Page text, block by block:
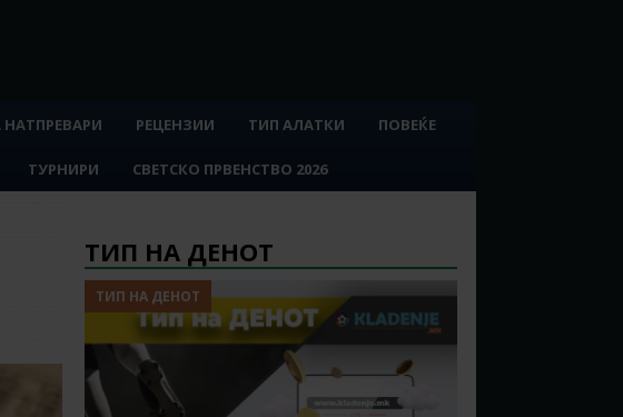
РЕЦЕНЗИИ ТИП АЛАТКИ ПОВЕЌЕ
ТУРНИРИ СВЕТСКО ПРВЕНСТВО 2026
ТИП НА ДЕНОТ
ТИП НА ДЕНОТ